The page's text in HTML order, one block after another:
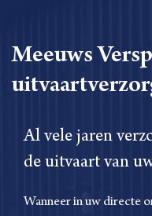
Meeuws
Al vele jaren
de uitvaart van
Wanneer in uw directe